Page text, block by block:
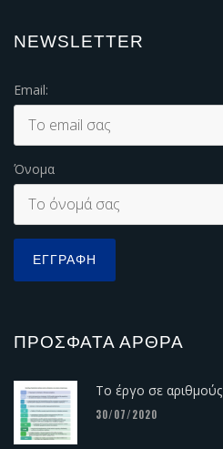
NEWSLETTER
Email:
Όνομα
ΠΡΌΣΦΑΤΑ ΆΡΘΡΑ
Το έργο σε αριθμούς
30/07/2020